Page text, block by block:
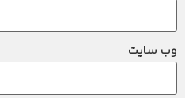
وب‌ سایت